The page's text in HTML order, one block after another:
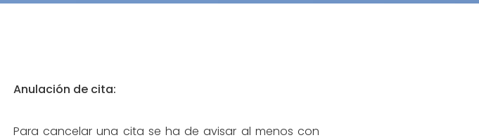
Anulación de cita:
Para cancelar una cita se ha de avisar al menos con